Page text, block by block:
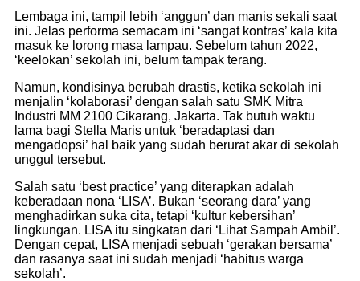
Lembaga ini, tampil lebih ‘anggun’ dan manis sekali saat
ini. Jelas performa semacam ini ‘sangat kontras’ kala kita
masuk ke lorong masa lampau. Sebelum tahun 2022,
‘keelokan’ sekolah ini, belum tampak terang.
Namun, kondisinya berubah drastis, ketika sekolah ini
menjalin ‘kolaborasi’ dengan salah satu SMK Mitra
Industri MM 2100 Cikarang, Jakarta. Tak butuh waktu
lama bagi Stella Maris untuk ‘beradaptasi dan
mengadopsi’ hal baik yang sudah berurat akar di sekolah
unggul tersebut.
Salah satu ‘best practice’ yang diterapkan adalah
keberadaan nona ‘LISA’. Bukan ‘seorang dara’ yang
menghadirkan suka cita, tetapi ‘kultur kebersihan’
lingkungan. LISA itu singkatan dari ‘Lihat Sampah Ambil’.
Dengan cepat, LISA menjadi sebuah ‘gerakan bersama’
dan rasanya saat ini sudah menjadi ‘habitus warga
sekolah’.